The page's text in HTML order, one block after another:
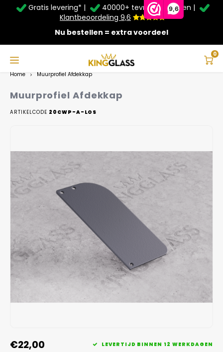
9,6
Service & Contact
Betaalmethoden
Veelgestelde vragen
Taal
Nederlands
Gratis levering* |
40000+ tevreden klanten |
Klantbeoordeling 9,6
Nu bestellen = extra voordeel
0
Zomer Deals: Tot 20% kortingop schuifwanden en
veranda's +€20extra kassa korting*
Home Muurprofiel Afdekkap
Muurprofiel Afdekkap
ARTIKELCODE 20CWP-A-LOS
€22,00 LEVERTIJD BINNEN 12 WERKDAGEN